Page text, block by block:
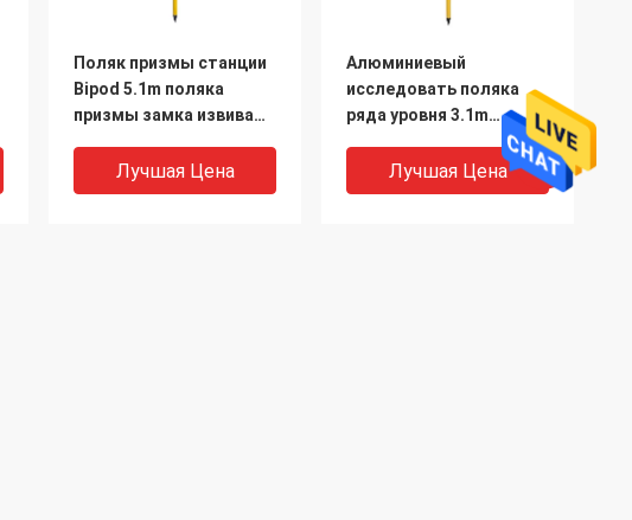
Поляк призмы станции
Bipod 5.1m поляка
призмы замка извива
Лучшая Цена
Алюминиевый
исследовать поляка
ряда уровня 3.1m
поляка призмы 1cm
Лучшая Цена